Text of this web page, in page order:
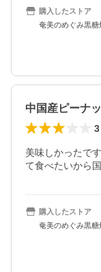
購入したストア
奄美のめぐみ黒糖
中国産ピーナ
3
美味しかったで
て食べたいから
購入したストア
奄美のめぐみ黒糖